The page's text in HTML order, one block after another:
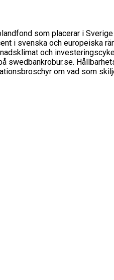
som placerar i
i svenska och europeiska
och
swedbankrobur.se.
om vad som